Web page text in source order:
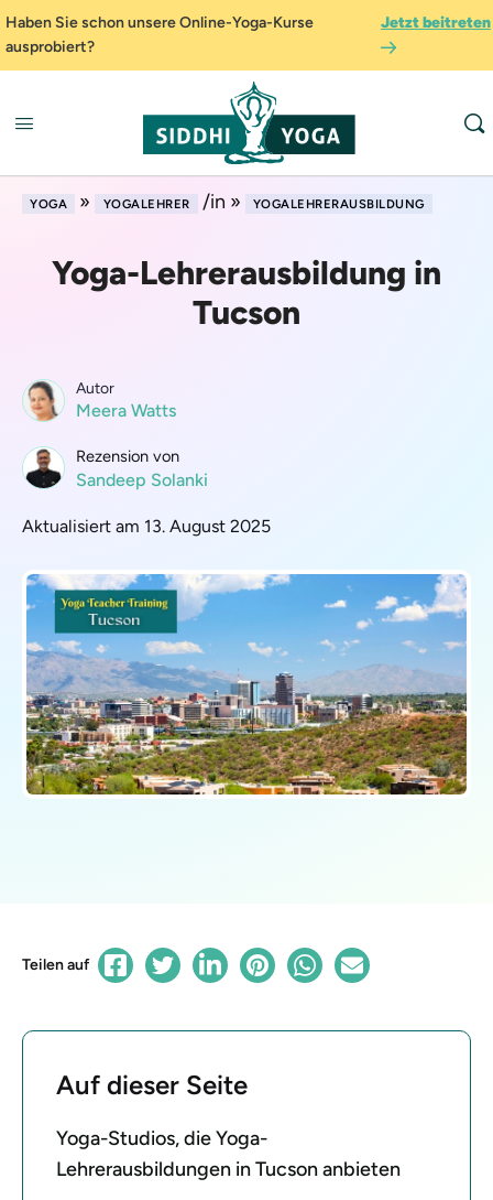
Haben Sie schon unsere Online-Yoga-Kurse
ausprobiert?
Jetzt beitreten
YOGA » YOGALEHRER /in » YOGALEHRERAUSBILDUNG
Yoga-Lehrerausbildung in
Tucson
Autor
Meera Watts
Rezension von
Sandeep Solanki
Aktualisiert am 13. August 2025
Teilen auf
Auf dieser Seite
Yoga-Studios, die Yoga-
Lehrerausbildungen in Tucson anbieten